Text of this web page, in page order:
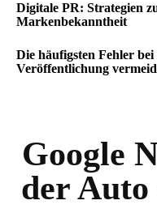
Digitale PR: Strategien
Markenbekanntheit
Die häufigsten Fehler
Veröffentlichung
Google
der